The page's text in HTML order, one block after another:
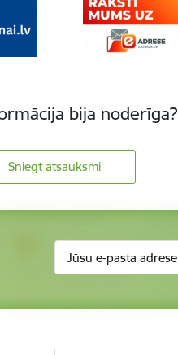
bija noderīga?
Sniegt atsauksmi